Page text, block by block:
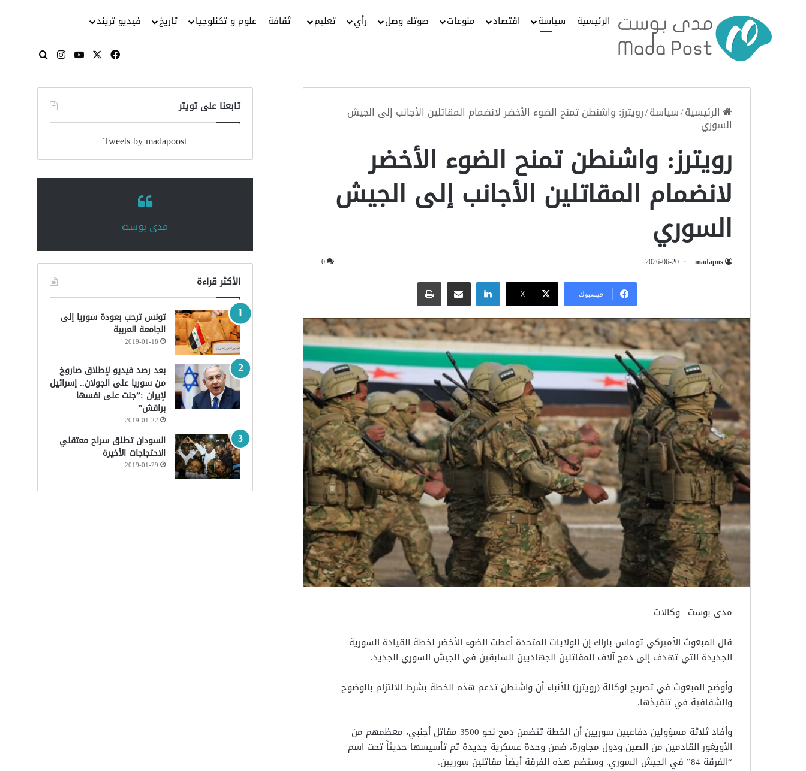
الرئيسية سياسة اقتصاد منوعات صوتك وصل رأي تعليم ثقافة علوم و تكنلوجيا تاريخ فيديو تريند
فيسبوك
‫X
‫YouTube
انستقرامبحث عن
الرئيسية/سياسة/رويترز: واشنطن تمنح الضوء الأخضر لانضمام المقاتلين الأجانب إلى الجيش
السوري
رويترز: واشنطن تمنح الضوء الأخضر
لانضمام المقاتلين الأجانب إلى الجيش
السوري
madapos
2026-06-20
0
فيسبوك ‫X
لينكدإنمشاركة عبر البريد طباعة
مدى بوست_ وكالات
قال المبعوث الأميركي توماس باراك إن الولايات المتحدة أعطت الضوء الأخضر لخطة القيادة السورية
الجديدة التي تهدف إلى دمج آلاف المقاتلين الجهاديين السابقين في الجيش السوري الجديد.
وأوضح المبعوث في تصريح لوكالة (رويترز) للأنباء أن واشنطن تدعم هذه الخطة بشرط الالتزام بالوضوح
والشفافية في تنفيذها.
وأفاد ثلاثة مسؤولين دفاعيين سوريين أن الخطة تتضمن دمج نحو 3500 مقاتل أجنبي، معظمهم من
الأويغور القادمين من الصين ودول مجاورة، ضمن وحدة عسكرية جديدة تم تأسيسها حديثاً تحت اسم
“الفرقة 84” في الجيش السوري. وستضم هذه الفرقة أيضاً مقاتلين سوريين.
تابعنا على تويتر
Tweets by madapoost
‏مدى بوست‏
الأكثر قراءة
تونس ترحب بعودة سوريا إلى
الجامعة العربية
2019-01-18
بعد رصد فيديو لإطلاق صاروخ
من سوريا على الجولان.. إسرائيل
لإيران :”جنت على نفسها
براقش”
2019-01-22
السودان تطلق سراح معتقلي
الاحتجاجات الأخيرة
2019-01-29